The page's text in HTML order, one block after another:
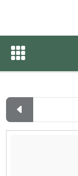
ปฏิทินกิจก
ปฏิทินกิจกรร